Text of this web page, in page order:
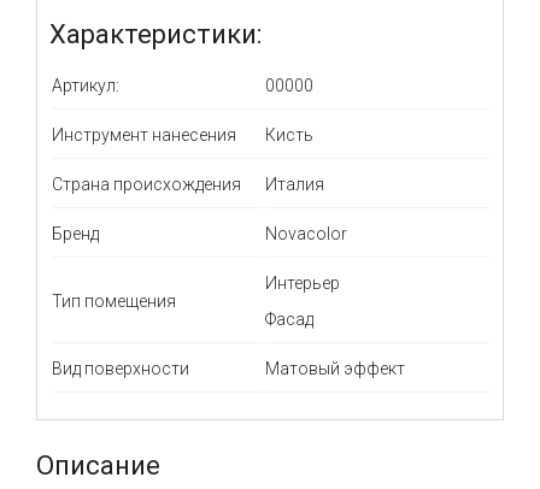
Характеристики:
Артикул: 00000
Инструмент нанесения Кисть
Страна происхождения Италия
Бренд Novacolor
Тип помещения
Интерьер
Фасад
Вид поверхности Матовый эффект
Описание